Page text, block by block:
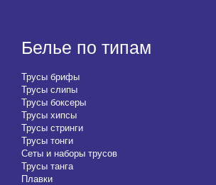
Белье по типам
Трусы брифы
Трусы слипы
Трусы боксеры
Трусы хипсы
Трусы стринги
Трусы тонги
Сеты и наборы трусов
Трусы танга
Плавки